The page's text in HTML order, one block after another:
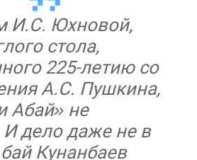
И.С. Юхновой,
стола,
225-летию со
А.С. Пушкина,
Абай» не
И дело даже не в
Кунанбаев